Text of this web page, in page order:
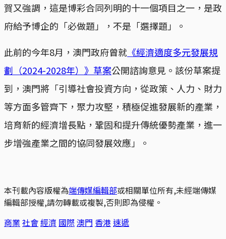
賀又強調，這是博彩合同列明的十一個項目之一，是政
府給予博企的「必做題」，不是「選擇題」。
此前的今年8月，澳門政府曾就 《經濟適度多元發展規
劃（2024-2028年）》草案公開諮詢意見。該份草案提
到，澳門將「引導社會投資方向，從政策、人力、財力
等方面多管齊下，聚力攻堅，積極促進發展新的產業，
培育新的經濟增長點，鞏固和提升傳統優勢產業，進一
步增強產業之間的協同發展效應」。
本刊載內容版權為端傳媒編輯部或相關單位所有,未經端傳媒
編輯部授權,請勿轉載或複製,否則即為侵權。
商業 社會經濟 國際 澳門 香港 速遞